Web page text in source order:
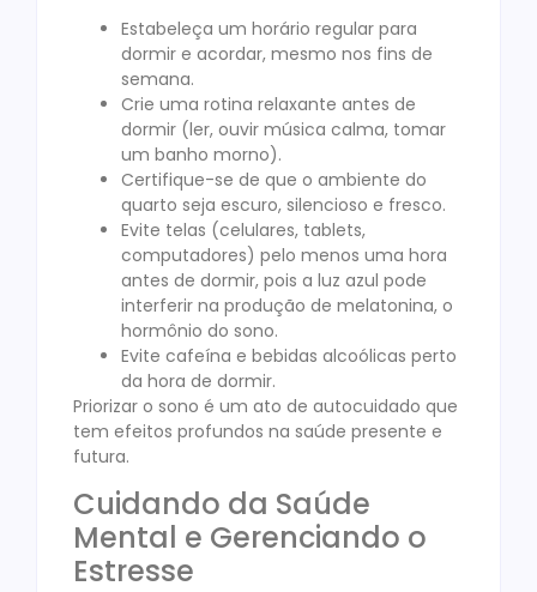
Estabeleça um horário regular para
dormir e acordar, mesmo nos fins de
semana.
Crie uma rotina relaxante antes de
dormir (ler, ouvir música calma, tomar
um banho morno).
Certifique-se de que o ambiente do
quarto seja escuro, silencioso e fresco.
Evite telas (celulares, tablets,
computadores) pelo menos uma hora
antes de dormir, pois a luz azul pode
interferir na produção de melatonina, o
hormônio do sono.
Evite cafeína e bebidas alcoólicas perto
da hora de dormir.
Priorizar o sono é um ato de autocuidado que
tem efeitos profundos na saúde presente e
futura.
Cuidando da Saúde
Mental e Gerenciando o
Estresse